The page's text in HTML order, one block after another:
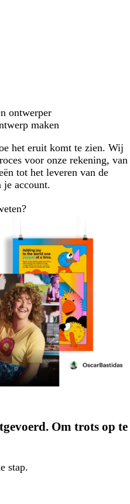
ontwerper
maken
het eruit komt te zien. Wij
voor onze rekening, van
tot het leveren van de
je account.
Om trots op te
stap.